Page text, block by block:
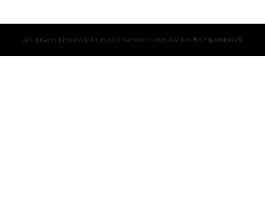
ALL RIGHTS RESERVED BY POSCO DAEWOO CORPORATION 粤ICP备20049416号